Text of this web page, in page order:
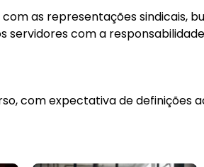
as representações sindicais,
servidores com a
com expectativa de definições